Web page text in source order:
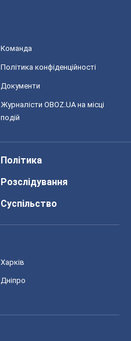
Команда
Політика конфіденційності
Документи
Журналісти OBOZ.UA на місці
подій
Політика
Розслідування
Суспільство
Харків
Дніпро